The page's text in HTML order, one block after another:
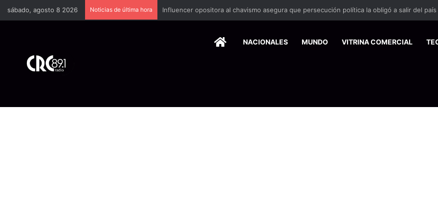
sábado, agosto 8 2026 Noticias de última hora Industria plástica se suma a la economía circular
HOMENACIONALES MUNDO VITRINA COMERCIAL